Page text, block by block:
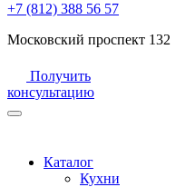
+7 (812) 388 56 57
Московский проспект 132
Получить
консультацию
Каталог
Кухни